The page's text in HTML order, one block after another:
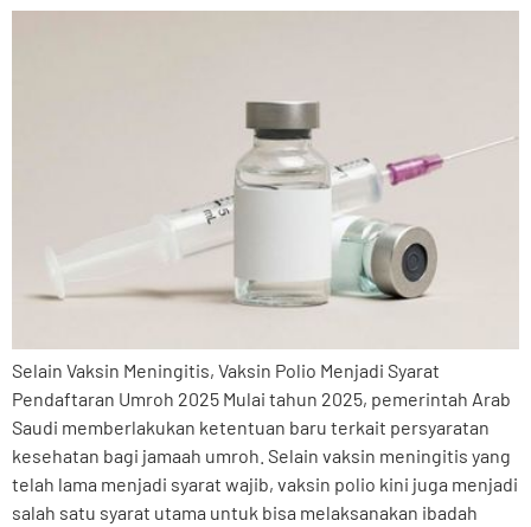
Selain Vaksin Meningitis, Vaksin Polio Menjadi Syarat
Pendaftaran Umroh 2025 Mulai tahun 2025, pemerintah Arab
Saudi memberlakukan ketentuan baru terkait persyaratan
kesehatan bagi jamaah umroh. Selain vaksin meningitis yang
telah lama menjadi syarat wajib, vaksin polio kini juga menjadi
salah satu syarat utama untuk bisa melaksanakan ibadah